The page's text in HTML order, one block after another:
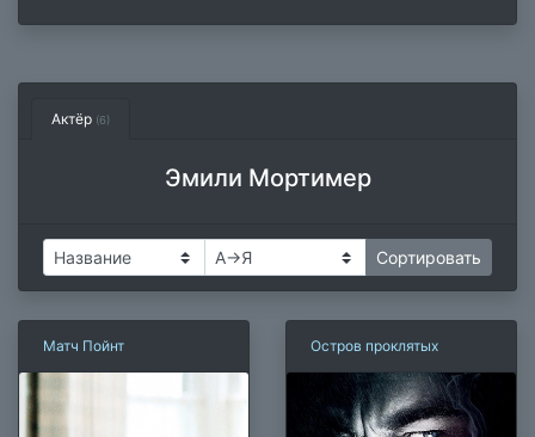
Актёр (6)
Эмили Мортимер
Матч Пойнт Остров проклятых